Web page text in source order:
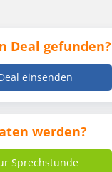
Deal gefunden?
einsenden
werden?
Sprechstunde